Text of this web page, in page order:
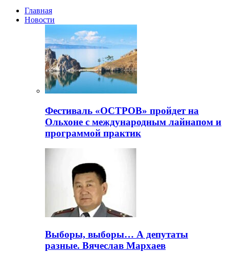
Главная
Новости
Фестиваль «ОСТРОВ» пройдет на
Ольхоне с международным лайнапом и
программой практик
Выборы, выборы… А депутаты
разные. Вячеслав Мархаев